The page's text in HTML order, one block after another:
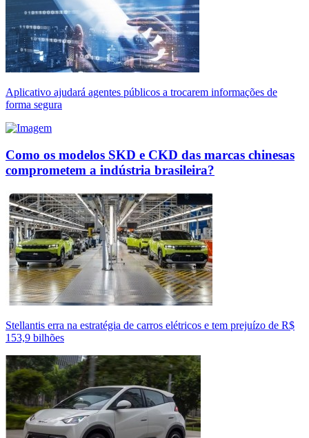
Aplicativo ajudará agentes públicos a trocarem informações de
forma segura
Como os modelos SKD e CKD das marcas chinesas
comprometem a indústria brasileira?
Stellantis erra na estratégia de carros elétricos e tem prejuízo de R$
153,9 bilhões